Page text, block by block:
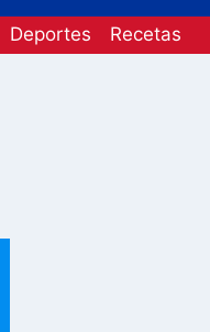
Deportes Recetas